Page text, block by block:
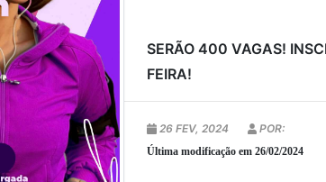
SERÃO 400 VAGAS!
FEIRA!
26 FEV, 2024 POR:
Última modificação em 26/02/2024